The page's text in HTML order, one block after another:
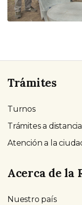
Trámites
Turnos
Trámites a distancia
Atención a la
Acerca de la
Nuestro país